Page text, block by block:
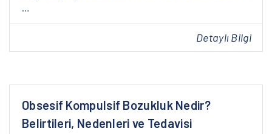
…
Detaylı Bilgi
Obsesif Kompulsif Bozukluk Nedir?
Belirtileri, Nedenleri ve Tedavisi